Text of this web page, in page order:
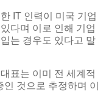
IT 인력이 미국 기업
다며 이로 인해 기업
는 경우도 있다고 말
표는 이미 전 세계적
것으로 추정하며 이